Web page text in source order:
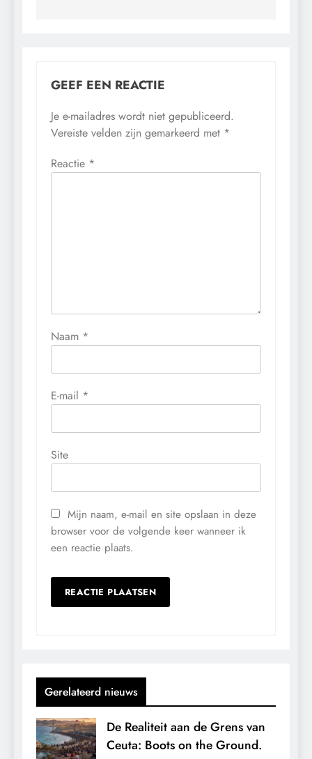
GEEF EEN REACTIE
Je e-mailadres wordt niet gepubliceerd.
Vereiste velden zijn gemarkeerd met *
Reactie *
Naam *
E-mail *
Site
Mijn naam, e-mail en site opslaan in deze
browser voor de volgende keer wanneer ik
een reactie plaats.
Gerelateerd nieuws
De Realiteit aan de Grens van
Ceuta: Boots on the Ground.